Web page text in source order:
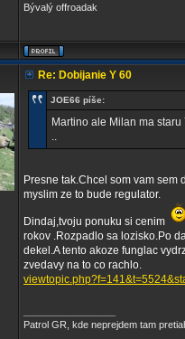
Bývalý offroadak
Re: Dobijanie Y 60
JOE66 píše:
Martino ale Milan ma
..
Presne tak.Chcel som vam
myslim ze to bude regulator.
Dindaj,tvoju ponuku si cenim
rokov .Rozpadlo sa lozisko.Po
dekel.A tento akoze funglac
zvedavy na to co rachlo.
Patrol GR, kde neprejdem tam